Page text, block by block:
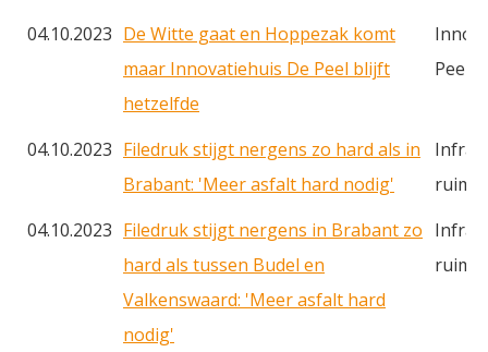
04.10.2023 De Witte gaat en Hoppezak komt
maar Innovatiehuis De Peel blijft
hetzelfde
Peel
04.10.2023 Filedruk stijgt nergens zo hard als in
Brabant: 'Meer asfalt hard nodig'
ruimte
04.10.2023 Filedruk stijgt nergens in Brabant zo
hard als tussen Budel en
Valkenswaard: 'Meer asfalt hard
nodig'
ruimte